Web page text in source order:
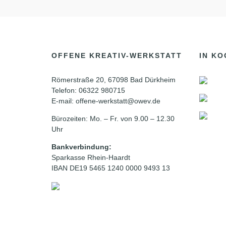
OFFENE KREATIV-WERKSTATT
Römerstraße 20, 67098 Bad Dürkheim
Telefon: 06322 980715
E-mail: offene-werkstatt@owev.de
Bürozeiten: Mo. – Fr. von 9.00 – 12.30
Uhr
Bankverbindung:
Sparkasse Rhein-Haardt
IBAN DE19 5465 1240 0000 9493 13
IN